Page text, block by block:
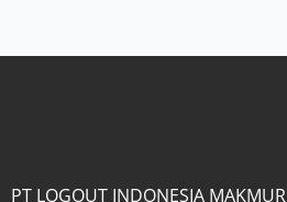
PT LOGOUT INDONESIA MAKMUR